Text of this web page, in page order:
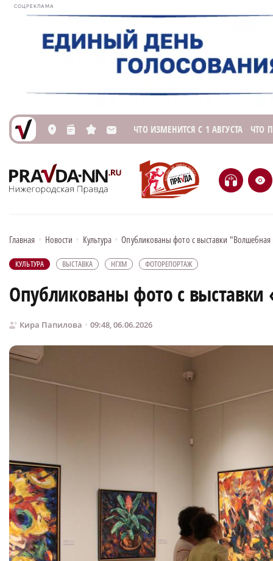
СОЦРЕКЛАМА
L n s M ЧТО ИЗМЕНИТСЯ С 1 АВГУСТА ЧТО
H e
Главная • Новости • Культура • Опубликованы фото с выставки
КУЛЬТУРА ВЫСТАВКА НГХМ ФОТОРЕПОРТАЖ
Опубликованы фото с
Кира Папилова 09:48, 06.06.2026